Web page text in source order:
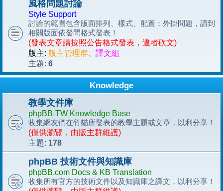
風格問題討論
Style Support
討論的範圍包含版面排列、樣式、配置；外掛問題，請到
相關版面依發問格式發表！
(發表文章請按照公告格式發表，違者砍文)
版主: 版主管理群
譯文組
主題: 6
Knowledge
教學文件庫
phpBB-TW Knowledge Base
收集網友們在竹貓所發表的教學主題或文章，以利分享！
(僅供瀏覽，由版主群維護)
主題: 178
phpBB 技術文件與知識庫
phpBB.com Docs & KB Translation
收集所有官方的技術文件以及知識庫之譯文，以利分享！